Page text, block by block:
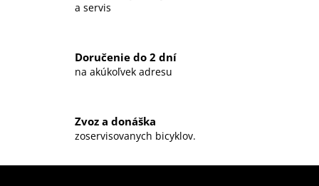
v
k
p
s
a servis
Doručenie do 2 dní
na akúkoľvek adresu
Zvoz a donáška
zoservisovanych bicyklov.